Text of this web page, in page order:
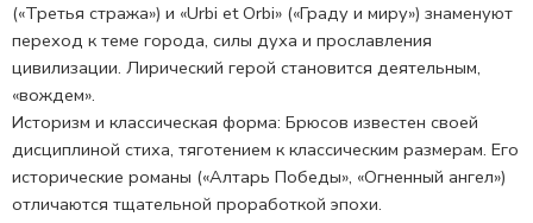
(«Третья стража») и «Urbi et Orbi» («Граду и миру») знаменуют
переход к теме города, силы духа и прославления
цивилизации. Лирический герой становится деятельным,
«вождем».
Историзм и классическая форма: Брюсов известен своей
дисциплиной стиха, тяготением к классическим размерам. Его
исторические романы («Алтарь Победы», «Огненный ангел»)
отличаются тщательной проработкой эпохи.